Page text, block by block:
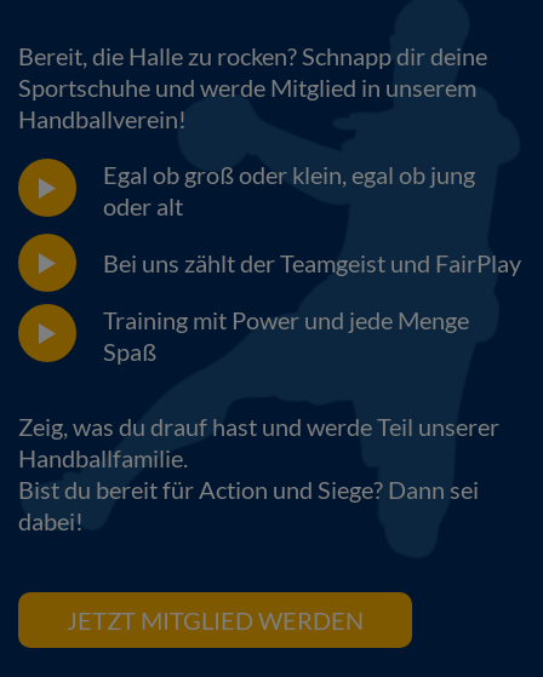
Bereit, die Halle zu rocken? Schnapp dir deine
Sportschuhe und werde Mitglied in unserem
Handballverein!
Egal ob groß oder klein, egal ob jung
oder alt
Bei uns zählt der Teamgeist und FairPlay
Training mit Power und jede Menge
Spaß
Zeig, was du drauf hast und werde Teil unserer
Handballfamilie.
Bist du bereit für Action und Siege? Dann sei
dabei!
JETZT MITGLIED WERDEN